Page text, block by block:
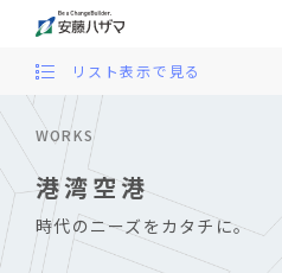
WORKS
港湾空港
時代のニーズをカタチに。
リスト表示で見る